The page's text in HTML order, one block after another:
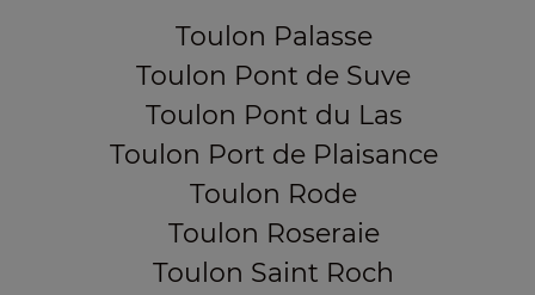
Toulon Palasse
Toulon Pont de Suve
Toulon Pont du Las
Toulon Port de Plaisance
Toulon Rode
Toulon Roseraie
Toulon Saint Roch